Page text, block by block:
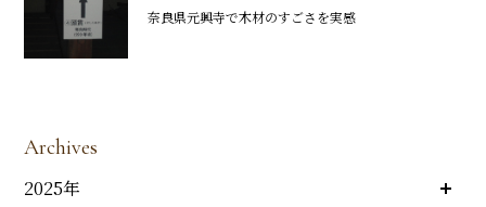
奈良県元興寺で木材のすごさを実感
Archives
2025年